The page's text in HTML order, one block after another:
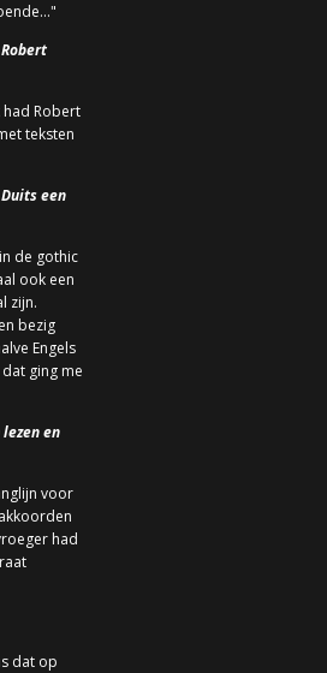
had Robert
teksten
een
de gothic
ook een
zijn.
bezig
Engels
ging me
en
voor
had
dat op